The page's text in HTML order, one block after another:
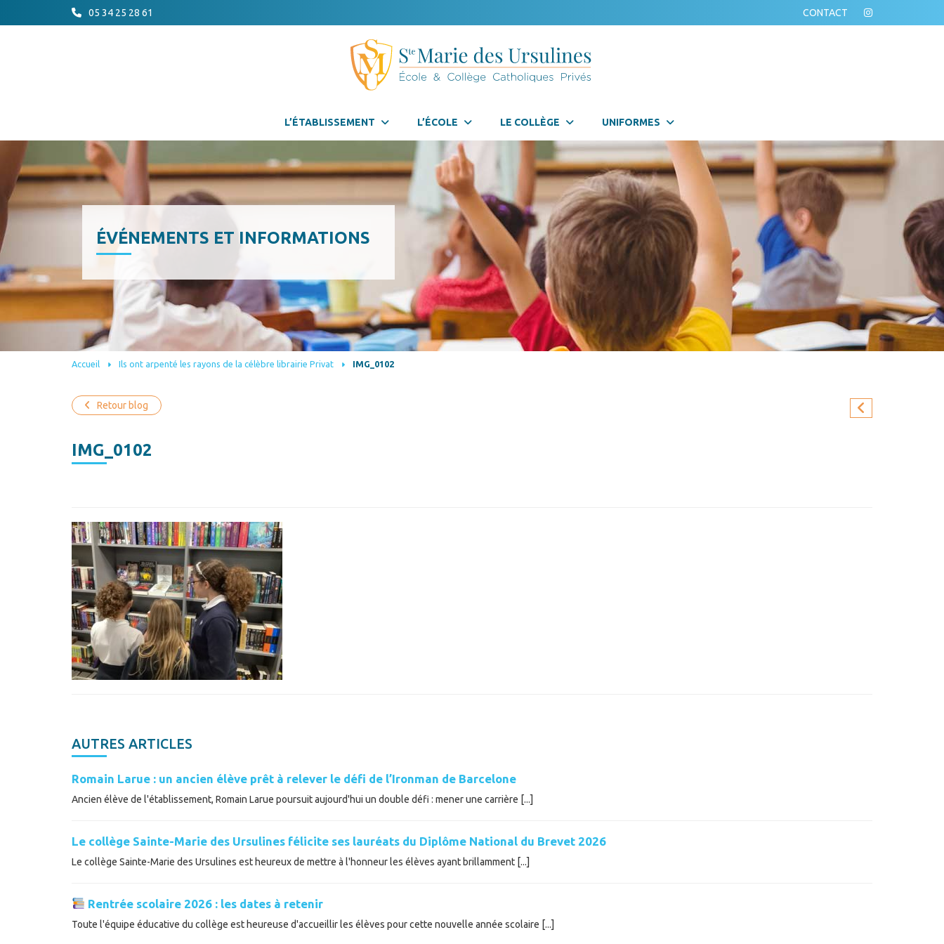
05 34 25 28 61 CONTACT
L’ÉTABLISSEMENT L’ÉCOLE LE COLLÈGE UNIFORMES
ÉVÉNEMENTS ET INFORMATIONS
Accueil Ils ont arpenté les rayons de la célèbre librairie Privat IMG_0102
Retour blog
IMG_0102
AUTRES ARTICLES
Romain Larue : un ancien élève prêt à relever le défi de l’Ironman de Barcelone
Ancien élève de l'établissement, Romain Larue poursuit aujourd'hui un double défi : mener une carrière [...]
Le collège Sainte-Marie des Ursulines félicite ses lauréats du Diplôme National du Brevet 2026
Le collège Sainte-Marie des Ursulines est heureux de mettre à l'honneur les élèves ayant brillamment [...]
Rentrée scolaire 2026 : les dates à retenir
Toute l'équipe éducative du collège est heureuse d'accueillir les élèves pour cette nouvelle année scolaire [...]